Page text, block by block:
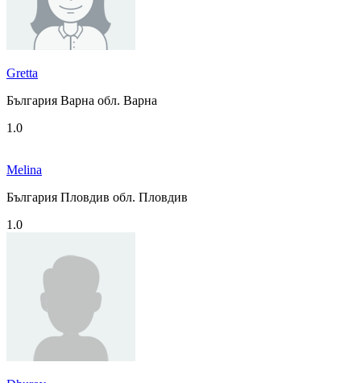
Gretta
България Варна обл. Варна
1.0
Melina
България Пловдив обл. Пловдив
1.0